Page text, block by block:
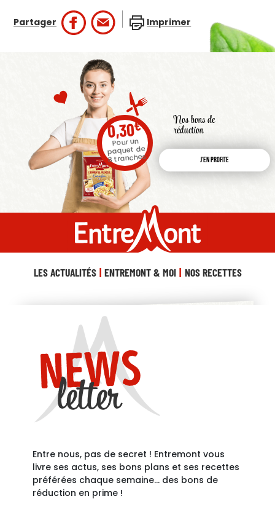
Partager Imprimer
0,30€
Pour un
paquet de
8 tranches
Nos bons de
réduction
J'en profite
LES ACTUALITÉS ENTREMONT & MOI NOS RECETTES
Entre nous, pas de secret ! Entremont vous
livre ses actus, ses bons plans et ses recettes
préférées chaque semaine… des bons de
réduction en prime !